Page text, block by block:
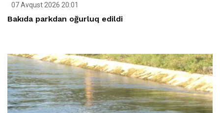
07 Avqust 2026 20:01
Bakıda parkdan oğurluq edildi